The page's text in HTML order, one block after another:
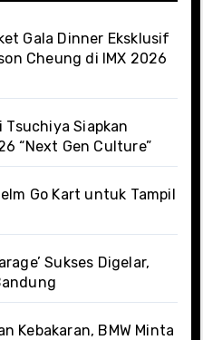
Gala Dinner Eksklusif
Cheung di IMX 2026
Siapkan
“Next Gen Culture”
Go Kart untuk Tampil
Sukses Digelar,
Kebakaran, BMW Minta